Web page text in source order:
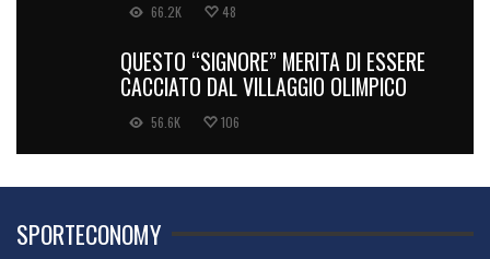
66.2K 48
QUESTO “SIGNORE” MERITA DI ESSERE
CACCIATO DAL VILLAGGIO OLIMPICO
56.6K 106
SPORTECONOMY